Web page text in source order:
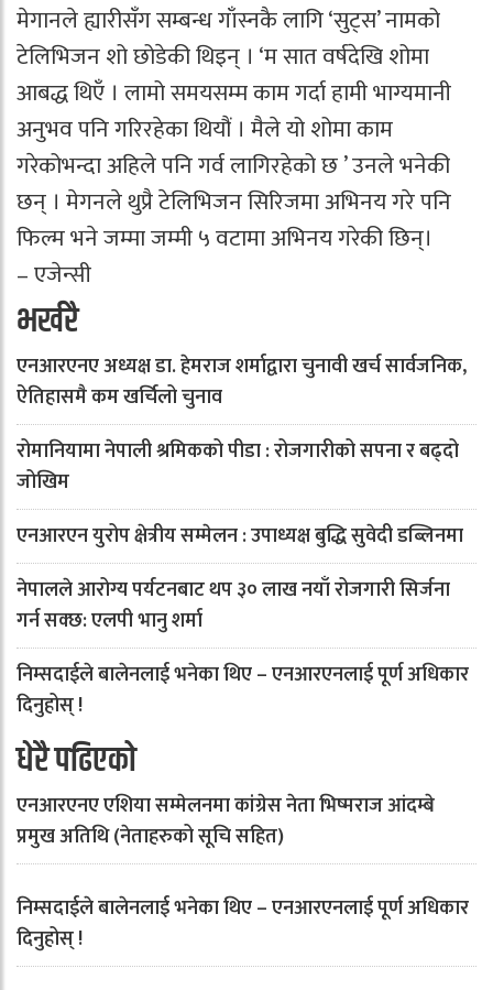
मेगानले ह्यारीसँग सम्बन्ध गाँस्नकै लागि ‘सुट्स’ नामको
टेलिभिजन शो छोडेकी थिइन् । ‘म सात वर्षदेखि शोमा
आबद्ध थिएँ । लामो समयसम्म काम गर्दा हामी भाग्यमानी
अनुभव पनि गरिरहेका थियौं । मैले यो शोमा काम
गरेकोभन्दा अहिले पनि गर्व लागिरहेको छ ’ उनले भनेकी
छन् । मेगनले थुप्रै टेलिभिजन सिरिजमा अभिनय गरे पनि
फिल्म भने जम्मा जम्मी ५ वटामा अभिनय गरेकी छिन्।
– एजेन्सी
भर्खरै
एनआरएनए अध्यक्ष डा. हेमराज शर्माद्वारा चुनावी खर्च सार्वजनिक,
ऐतिहासमै कम खर्चिलो चुनाव
रोमानियामा नेपाली श्रमिकको पीडा : रोजगारीको सपना र बढ्दो
जोखिम
एनआरएन युरोप क्षेत्रीय सम्मेलन : उपाध्यक्ष बुद्धि सुवेदी डब्लिनमा
नेपालले आरोग्य पर्यटनबाट थप ३० लाख नयाँ रोजगारी सिर्जना
गर्न सक्छ: एलपी भानु शर्मा
निम्सदाईले बालेनलाई भनेका थिए – एनआरएनलाई पूर्ण अधिकार
दिनुहोस् !
धेरै पढिएको
एनआरएनए एशिया सम्मेलनमा कांग्रेस नेता भिष्मराज आंदम्बे
प्रमुख अतिथि (नेताहरुको सूचि सहित)
निम्सदाईले बालेनलाई भनेका थिए – एनआरएनलाई पूर्ण अधिकार
दिनुहोस् !